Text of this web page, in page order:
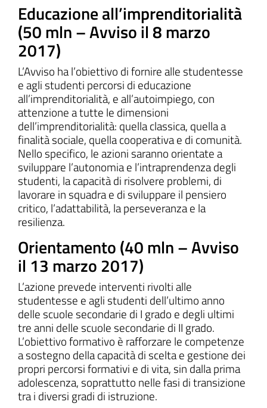
Educazione all’imprenditorialità
(50 mln – Avviso il 8 marzo
2017)
L’Avviso ha l’obiettivo di fornire alle studentesse
e agli studenti percorsi di educazione
all’imprenditorialità, e all’autoimpiego, con
attenzione a tutte le dimensioni
dell’imprenditorialità: quella classica, quella a
finalità sociale, quella cooperativa e di comunità.
Nello specifico, le azioni saranno orientate a
sviluppare l’autonomia e l’intraprendenza degli
studenti, la capacità di risolvere problemi, di
lavorare in squadra e di sviluppare il pensiero
critico, l’adattabilità, la perseveranza e la
resilienza.
Orientamento (40 mln – Avviso
il 13 marzo 2017)
L’azione prevede interventi rivolti alle
studentesse e agli studenti dell’ultimo anno
delle scuole secondarie di I grado e degli ultimi
tre anni delle scuole secondarie di II grado.
L’obiettivo formativo è rafforzare le competenze
a sostegno della capacità di scelta e gestione dei
propri percorsi formativi e di vita, sin dalla prima
adolescenza, soprattutto nelle fasi di transizione
tra i diversi gradi di istruzione.